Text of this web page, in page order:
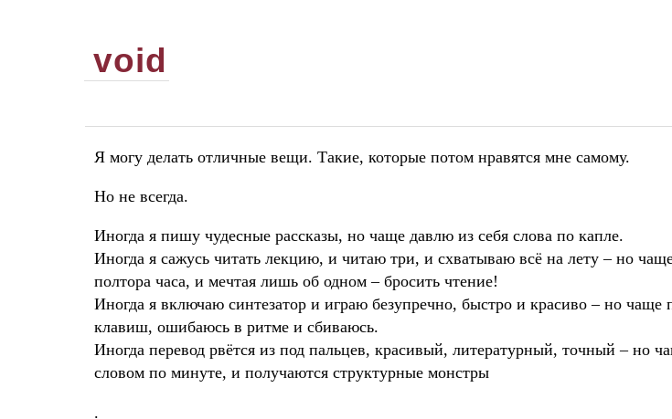
void
Я могу делать отличные вещи. Такие, которые потом нравятся мне самому.
Но не всегда.
Иногда я пишу чудесные рассказы, но чаще давлю из себя слова по капле.
Иногда я сажусь читать лекцию, и читаю три, и схватываю всё на лету – но
полтора часа, и мечтая лишь об одном – бросить чтение!
Иногда я включаю синтезатор и играю безупречно, быстро и красиво – но
клавиш, ошибаюсь в ритме и сбиваюсь.
Иногда перевод рвётся из под пальцев, красивый, литературный, точный – но
словом по минуте, и получаются структурные монстры
.